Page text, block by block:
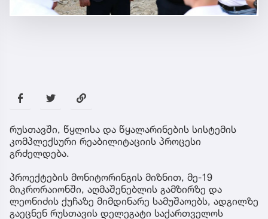
რუსთავში, წყლისა და წყალარინების სისტემის
კომპლექსური რეაბილიტაციის პროცესი
გრძელდება.
პროექტების მონიტორინგის მიზნით, მე-19
მიკრორაიონში, აღმაშენებლის გამზირზე და
ლეონიძის ქუჩაზე მიმდინარე სამუშაოებს, ადგილზე
გაეცნენ რუსთავის დელეგატი საქართველოს